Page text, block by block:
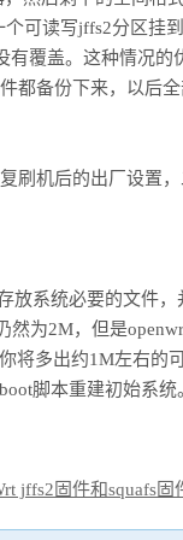
可读写jffs2分区挂
覆盖。这种情况
都备份下来，以后
刷机后的出厂设置
放系统必要的文件
为2M，但是
将多出约1M左右的
脚本重建初始系统
jffs2固件和squafs固